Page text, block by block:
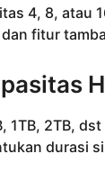
4, 8, atau
dan fitur
1TB, 2TB, dst
durasi